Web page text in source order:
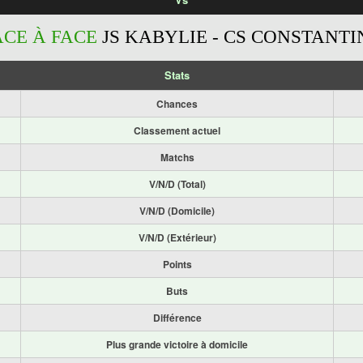
À FACE JS KABYLIE - CS
Stats
Chances
Classement actuel
Matchs
V/N/D (Total)
V/N/D (Domicile)
V/N/D (Extérieur)
Points
Buts
Différence
Plus grande victoire à domicile